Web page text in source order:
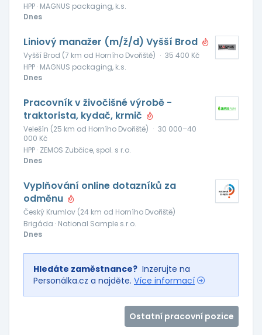
HPP · MAGNUS packaging, k.s.
Dnes
Liniový manažer (m/ž/d) Vyšší Brod
Vyšší Brod (7 km od Horního Dvořiště) · 35 400 Kč
HPP · MAGNUS packaging, k.s.
Dnes
Pracovník v živočišné výrobě -
traktorista, kydač, krmič
Velešín (25 km od Horního Dvořiště) · 30 000–40
000 Kč
HPP · ZEMOS Zubčice, spol. s r.o.
Dnes
Vyplňování online dotazníků za
odměnu
Český Krumlov (24 km od Horního Dvořiště)
Brigáda · National Sample s.r.o.
Dnes
Hledáte zaměstnance? Inzerujte na
Personálka.cz a najděte. Více informací
Ostatní pracovní pozice